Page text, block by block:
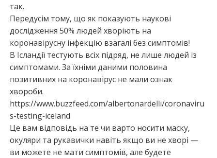
так.
Передусім тому, що як показують наукові
дослідження 50% людей хворіють на
коронавірусну інфекцію взагалі без симптомів!
В Ісландії тестують всіх підряд, не лише людей із
симптомами. За їхніми даними половина
позитивних на коронавірус не мали ознак
хвороби.
https://www.buzzfeed.com/albertonardelli/coronaviru
s-testing-iceland
Це вам відповідь на те чи варто носити маску,
окуляри та рукавички навіть якщо ви не хворі —
ви можете не мати симптомів, але будете